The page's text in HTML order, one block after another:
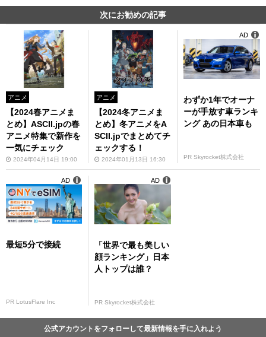
次にお勧めの記事
アニメ
【2024春アニメま
とめ】ASCII.jpの春
アニメ特集で新作を
一気にチェック
2024年04月14日 19:00
アニメ
【2024冬アニメま
とめ】冬アニメをA
SCII.jpでまとめてチ
ェックする！
2024年01月13日 16:30
わずか1年でオーナ
ーが手放す車ランキ
ング あの日本車も
PR Skyrocket株式会社
AD
最短5分で接続
PR LotusFlare Inc
AD
「世界で最も美しい
顔ランキング」日本
人トップは誰？
PR Skyrocket株式会社
AD
公式アカウントをフォローして最新情報を手に入れよう